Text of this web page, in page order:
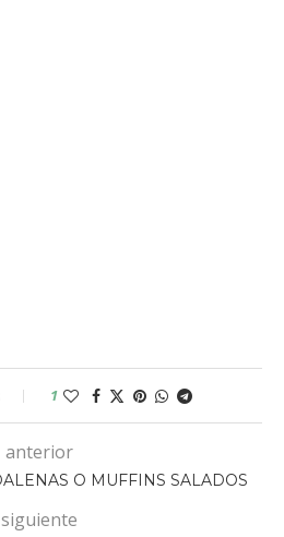
1
anterior
O MUFFINS SALADOS
siguiente